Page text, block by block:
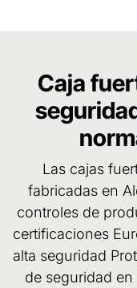
Caja
Las cajas
fabricadas en
controles de
certificaciones
alta seguridad
de seguridad